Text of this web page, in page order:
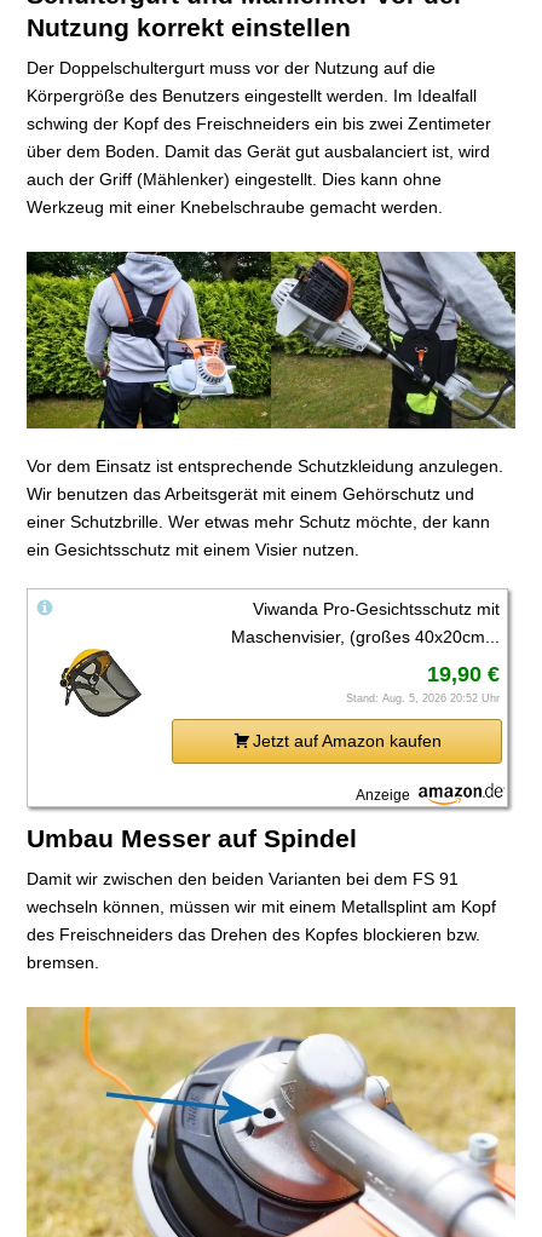
Nutzung korrekt einstellen
Der Doppelschultergurt muss vor der Nutzung auf die
Körpergröße des Benutzers eingestellt werden. Im Idealfall
schwing der Kopf des Freischneiders ein bis zwei Zentimeter
über dem Boden. Damit das Gerät gut ausbalanciert ist, wird
auch der Griff (Mählenker) eingestellt. Dies kann ohne
Werkzeug mit einer Knebelschraube gemacht werden.
Vor dem Einsatz ist entsprechende Schutzkleidung anzulegen.
Wir benutzen das Arbeitsgerät mit einem Gehörschutz und
einer Schutzbrille. Wer etwas mehr Schutz möchte, der kann
ein Gesichtsschutz mit einem Visier nutzen.
Viwanda Pro-Gesichtsschutz mit
Maschenvisier, (großes 40x20cm...
19,90 €
Stand: Aug. 5, 2026 20:52 Uhr
Jetzt auf Amazon kaufen
Anzeige
Umbau Messer auf Spindel
Damit wir zwischen den beiden Varianten bei dem FS 91
wechseln können, müssen wir mit einem Metallsplint am Kopf
des Freischneiders das Drehen des Kopfes blockieren bzw.
bremsen.